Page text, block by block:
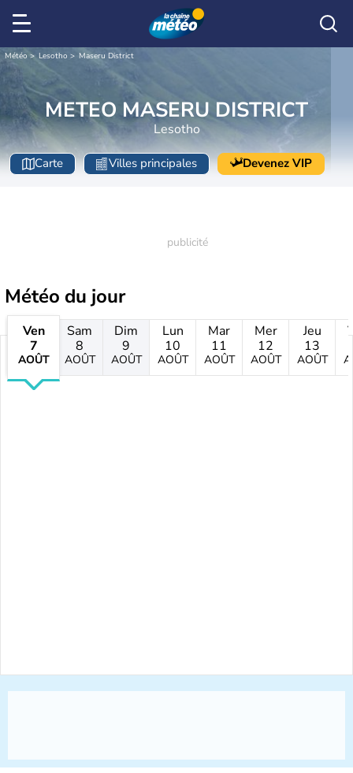
Météo Lesotho Maseru District
METEO MASERU DISTRICT
Lesotho
Carte Villes principales Devenez VIP
Météo du jour
Ven
7
AOÛT
Sam
8
AOÛT
Dim
9
AOÛT
Lun
10
AOÛT
Mar
11
AOÛT
Mer
12
AOÛT
Jeu
13
AOÛT